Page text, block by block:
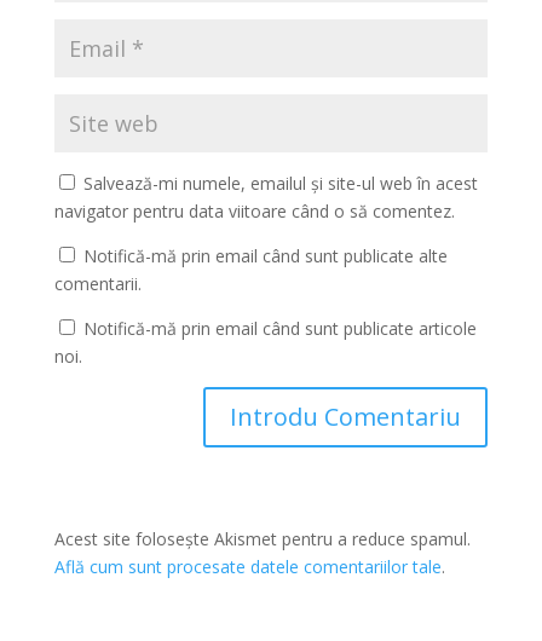
Salvează-mi numele, emailul și site-ul web în acest
navigator pentru data viitoare când o să comentez.
Notifică-mă prin email când sunt publicate alte
comentarii.
Notifică-mă prin email când sunt publicate articole
noi.
Acest site folosește Akismet pentru a reduce spamul.
Află cum sunt procesate datele comentariilor tale.